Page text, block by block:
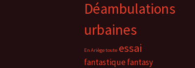
Déambulations
urbaines
En Ariège toute essai
fantastiquefantasy